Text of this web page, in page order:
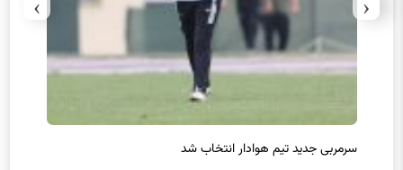
سرمربی جدید تیم هوادار انتخاب شد
‹
›